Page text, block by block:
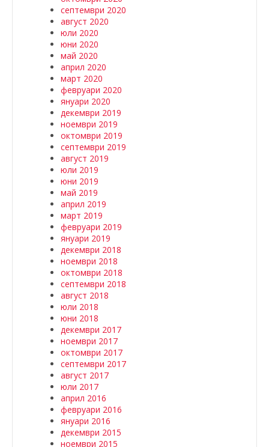
септември 2020
август 2020
юли 2020
юни 2020
май 2020
април 2020
март 2020
февруари 2020
януари 2020
декември 2019
ноември 2019
октомври 2019
септември 2019
август 2019
юли 2019
юни 2019
май 2019
април 2019
март 2019
февруари 2019
януари 2019
декември 2018
ноември 2018
октомври 2018
септември 2018
август 2018
юли 2018
юни 2018
декември 2017
ноември 2017
октомври 2017
септември 2017
август 2017
юли 2017
април 2016
февруари 2016
януари 2016
декември 2015
ноември 2015